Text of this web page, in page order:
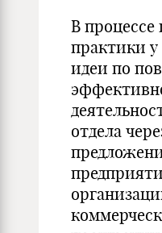
В
практики
идеи по
отдела